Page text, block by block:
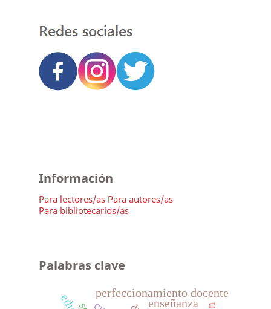
Información
Para lectores/as Para autores/as
Para bibliotecarios/as
Palabras clave
perfeccionamiento docente
enseñanza